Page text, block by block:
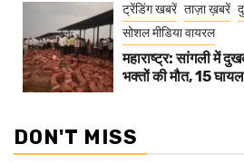
ट्रेंडिंग खबरें ताज़ा ख़बरें
सोशल मीडिया वायरल
महाराष्ट्र: सांगली में
भक्तों की मौत, 15 घायल
DON'T MISS